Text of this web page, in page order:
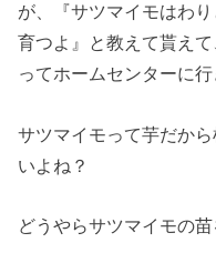
が、『サツマイモはわ
育つよ』と教えて貰え
ってホームセンターに行
サツマイモって芋だか
いよね？
どうやらサツマイモの